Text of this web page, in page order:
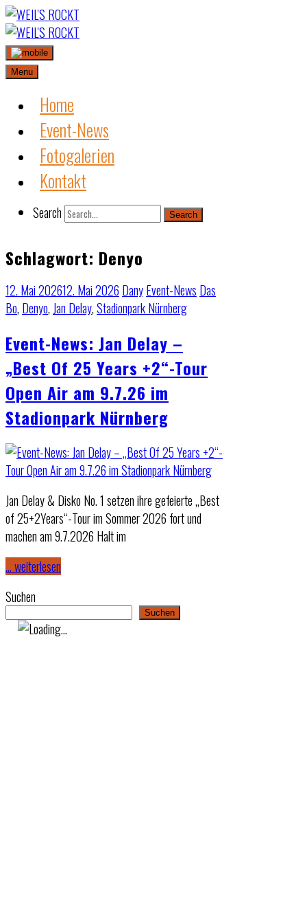
Skip
to
content
Menu
Home
Event-News
Fotogalerien
Kontakt
Search Search
Schlagwort: Denyo
12. Mai 202612. Mai 2026 DanyEvent-News Das
Bo, Denyo, Jan Delay,Stadionpark Nürnberg
Event-News: Jan Delay –
„Best Of 25 Years +2“-Tour
Open Air am 9.7.26 im
Stadionpark Nürnberg
Jan Delay & Disko No. 1 setzen ihre gefeierte „Best
of 25+2Years“-Tour im Sommer 2026 fort und
machen am 9.7.2026 Halt im
… weiterlesen
Suchen
Suchen